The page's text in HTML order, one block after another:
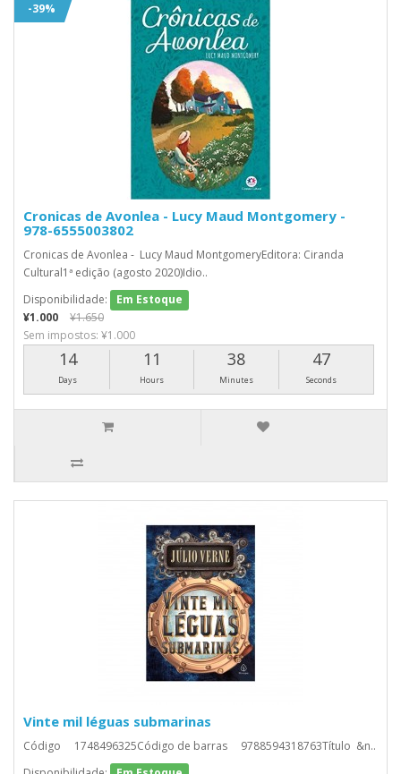
-39%
Cronicas de Avonlea - Lucy Maud Montgomery -
978-6555003802
Cronicas de Avonlea - Lucy Maud MontgomeryEditora: Ciranda
Cultural1ª edição (agosto 2020)Idio..
Disponibilidade:
Em Estoque
¥1.000
¥1.650
Sem impostos: ¥1.000
14
Days
11
Hours
38
Minutes
46
Seconds
Vinte mil léguas submarinas
Código 1748496325Código de barras 9788594318763Título &n..